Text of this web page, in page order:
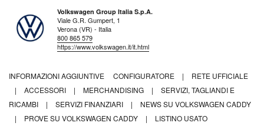
Volkswagen Group Italia S.p.A.
Viale G.R. Gumpert, 1
Verona (VR) - Italia
800 865 579
https://www.volkswagen.it/it.html
INFORMAZIONI AGGIUNTIVE CONFIGURATORE |
RETE UFFICIALE
|
ACCESSORI | MERCHANDISING |
SERVIZI, TAGLIANDI E
RICAMBI
| SERVIZI FINANZIARI |
NEWS SU VOLKSWAGEN CADDY
|
PROVE SU VOLKSWAGEN CADDY |
LISTINO USATO